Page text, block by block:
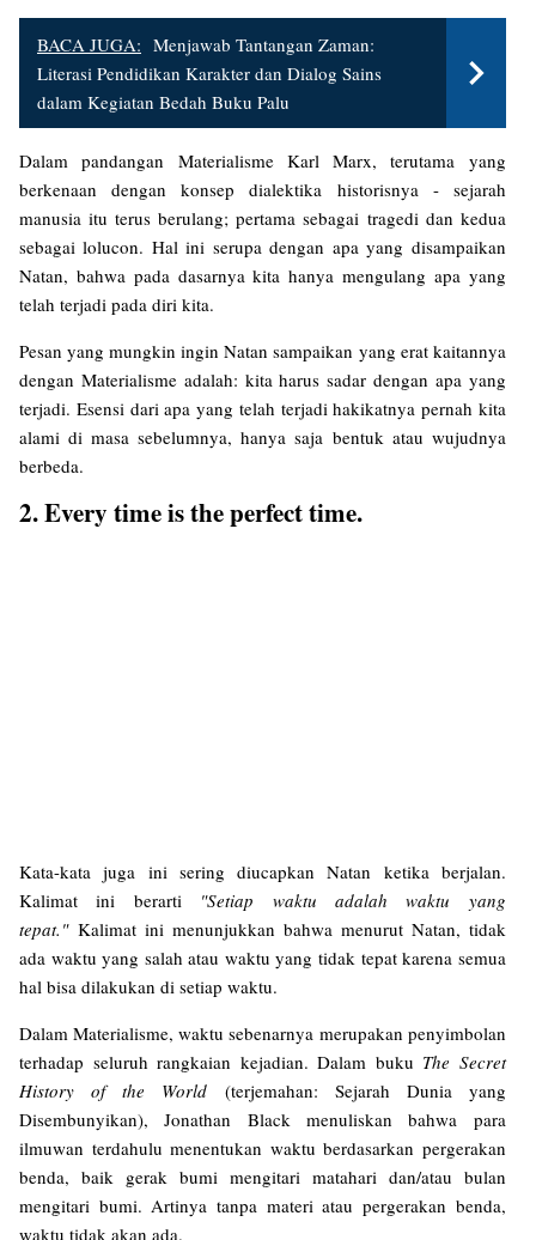
BACA JUGA: Menjawab Tantangan Zaman:
Literasi Pendidikan Karakter dan Dialog Sains
dalam Kegiatan Bedah Buku Palu
Dalam pandangan Materialisme Karl Marx, terutama yang
berkenaan dengan konsep dialektika historisnya - sejarah
manusia itu terus berulang; pertama sebagai tragedi dan kedua
sebagai lolucon. Hal ini serupa dengan apa yang disampaikan
Natan, bahwa pada dasarnya kita hanya mengulang apa yang
telah terjadi pada diri kita.
Pesan yang mungkin ingin Natan sampaikan yang erat kaitannya
dengan Materialisme adalah: kita harus sadar dengan apa yang
terjadi. Esensi dari apa yang telah terjadi hakikatnya pernah kita
alami di masa sebelumnya, hanya saja bentuk atau wujudnya
berbeda.
2. Every time is the perfect time.
Kata-kata juga ini sering diucapkan Natan ketika berjalan.
Kalimat ini berarti "Setiap waktu adalah waktu yang
tepat." Kalimat ini menunjukkan bahwa menurut Natan, tidak
ada waktu yang salah atau waktu yang tidak tepat karena semua
hal bisa dilakukan di setiap waktu.
Dalam Materialisme, waktu sebenarnya merupakan penyimbolan
terhadap seluruh rangkaian kejadian. Dalam buku The Secret
History of the World(terjemahan: Sejarah Dunia yang
Disembunyikan), Jonathan Black menuliskan bahwa para
ilmuwan terdahulu menentukan waktu berdasarkan pergerakan
benda, baik gerak bumi mengitari matahari dan/atau bulan
mengitari bumi. Artinya tanpa materi atau pergerakan benda,
waktu tidak akan ada.